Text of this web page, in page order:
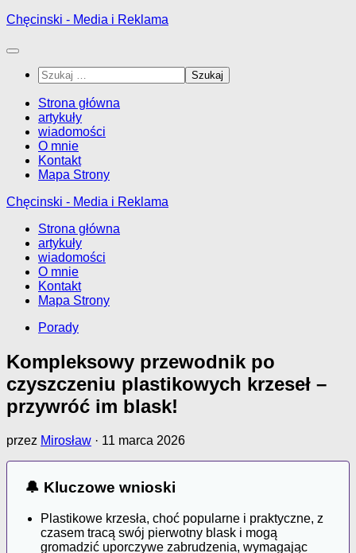
Przejdź
treści
Chęcinski - Media i Reklama
Szukaj:
Strona główna
artykuły
wiadomości
O mnie
Kontakt
Mapa Strony
Chęcinski - Media i Reklama
Strona główna
artykuły
wiadomości
O mnie
Kontakt
Mapa Strony
Porady
Kompleksowy przewodnik po
czyszczeniu plastikowych krzeseł –
przywróć im blask!
przez Mirosław · 11 marca 2026
🔔 Kluczowe wnioski
Plastikowe krzesła, choć popularne i praktyczne, z
czasem tracą swój pierwotny blask i mogą
gromadzić uporczywe zabrudzenia, wymagając